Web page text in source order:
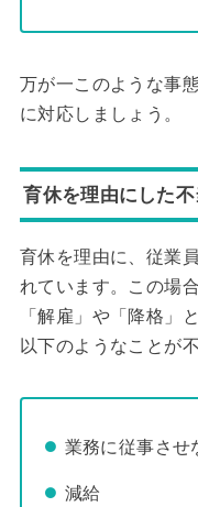
万が一このような事
に対応しましょう。
育休を理由にした
育休を理由に、従業
れています。この場
「解雇」や「降格」
以下のようなことが
業務に従事させ
減給